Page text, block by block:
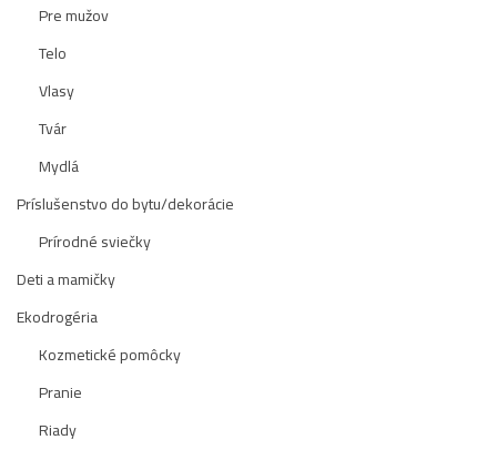
Pre mužov
Telo
Vlasy
Tvár
Mydlá
Príslušenstvo do bytu/dekorácie
Prírodné sviečky
Deti a mamičky
Ekodrogéria
Kozmetické pomôcky
Pranie
Riady